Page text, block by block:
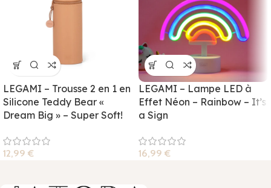
LEGAMI – Trousse 2 en 1 en
Silicone Teddy Bear «
Dream Big » – Super Soft!
12,99 €
LEGAMI – Lampe LED à
Effet Néon – Rainbow – It’s
a Sign
16,99 €